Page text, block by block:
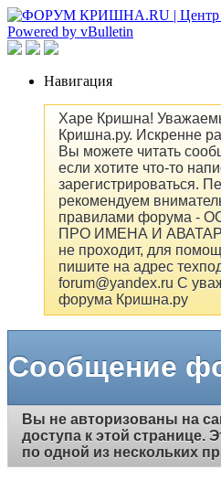
Навигация
Харе Кришна!
Кришна.ру. Искренне
Вы можете читать
если хотите что-то
зарегистрироваться.
рекомендуем
правилами форума -
ПРО ИМЕНА И
не проходит, для
пишите на адрес
forum@yandex.ru С
форума Кришна.ру
Сообщение
Вы не авторизованы на
доступа к этой странице.
по одной из нескольких